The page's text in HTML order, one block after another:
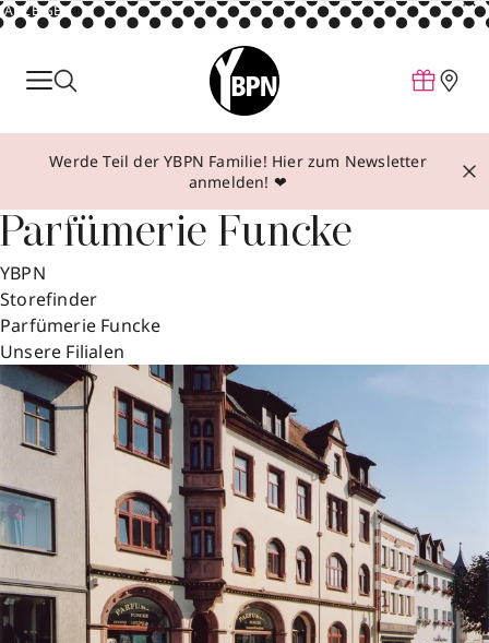
ANZEIGE
Parfum
Make-up
Behandlungen
Inspiration
Über YBPN
Aktionen
Storefinder
Werde Teil der YBPN Familie! Hier zum Newsletter
anmelden! ❤
Parfümerie Funcke
YBPN
Storefinder
Parfümerie Funcke
Unsere Filialen